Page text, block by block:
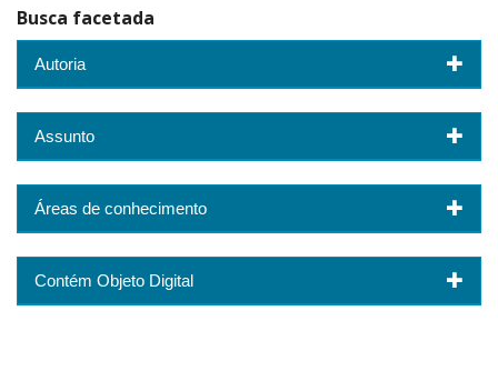
Busca facetada
Autoria
Assunto
Áreas de conhecimento
Contém Objeto Digital